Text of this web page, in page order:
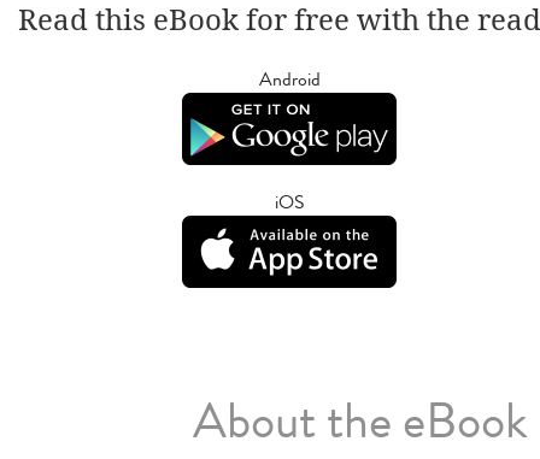
Read this eBook for free with the
Android
iOS
About the eBook